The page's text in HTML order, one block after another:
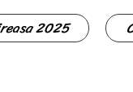
2025